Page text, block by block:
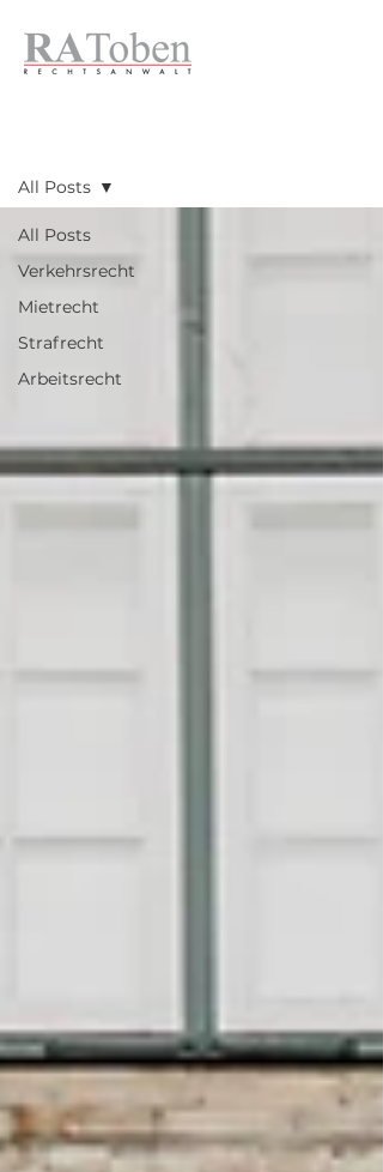
All Posts
Verkehrsrecht
Mietrecht
Strafrecht
Arbeitsrecht
All Posts